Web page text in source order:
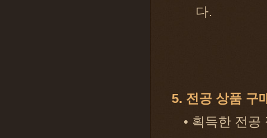
다.
5. 전공 상품 구
• 획득한 전